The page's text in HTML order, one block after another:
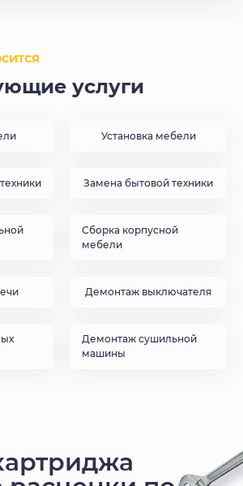
услуги
Установка мебели
Замена бытовой техники
Сборка корпусной
мебели
Демонтаж выключателя
Демонтаж сушильной
машины